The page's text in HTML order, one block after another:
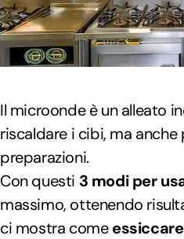
Il microonde è un alleato
riscaldare i cibi, ma
preparazioni.
Con questi 3 modi per
massimo, ottenendo
ci mostra comeessiccare